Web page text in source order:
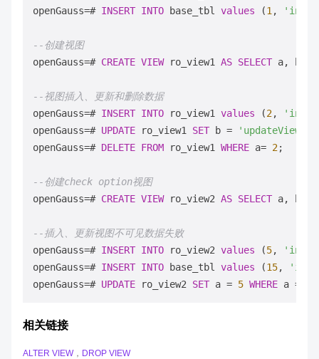
openGauss=# INSERT INTO base_tbl values (1 ,
--创建视图
openGauss=# CREATE VIEW ro_view1 AS SELECT a, b
--视图插入、更新和删除数据
openGauss=# INSERT INTO ro_view1 values (2,
openGauss=# UPDATE ro_view1 SET b = 'updateView'
openGauss=# DELETE FROM ro_view1 WHERE a= 2;
--创建check option视图
openGauss=# CREATE VIEW ro_view2 AS SELECT a, b
--插入、更新视图不可见数据失败
openGauss=# INSERT INTO ro_view2 values (5,
openGauss=# INSERT INTO base_tbl values (15,
openGauss=# UPDATE ro_view2 SET a = 5 WHERE a =
相关链接
ALTER VIEW， DROP VIEW